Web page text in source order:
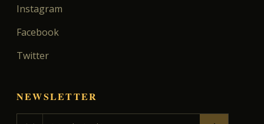
Instagram
Facebook
Twitter
NEWSLETTER